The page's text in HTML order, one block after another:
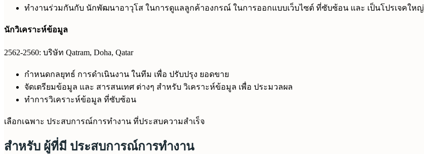
ทำงานร่วมกันกับ นักพัฒนาอาวุโส ในการดูแลลูกค้าองกรณ์ ในการออกแบบเว็บไซต์ ที่ซับซ้อน และ เป็นโปรเจคใหญ่
นักวิเคราะห์ข้อมูล
2562-2560: บริษัท Qatram, Doha, Qatar
กำหนดกลยุทธ์ การดำเนินงาน ในทีม เพื่อ ปรับปรุง ยอดขาย
จัดเตรียมข้อมูล และ สารสนเทศ ต่างๆ สำหรับ วิเคราะห์ข้อมูล เพื่อ ประมวลผล
ทำการวิเคราะห์ข้อมูล ที่ซับซ้อน
เลือกเฉพาะ ประสบการณ์การทำงาน ที่ประสบความสำเร็จ
สำหรับ ผู้ที่มี ประสบการณ์การทำงาน